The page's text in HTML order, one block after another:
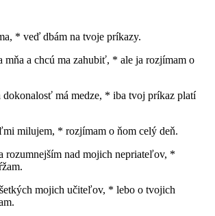
* veď dbám na tvoje príkazy.
mňa a chcú ma zahubiť, * ale ja rozjímam o
dokonalosť má medze, * iba tvoj príkaz platí
milujem, * rozjímam o ňom celý deň.
rozumnejším nad mojich nepriateľov, *
mojich učiteľov, * lebo o tvojich